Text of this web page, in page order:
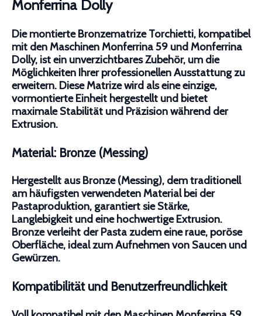
Monferrina Dolly
Die montierte Bronzematrize Torchietti, kompatibel
mit den Maschinen Monferrina 59 und Monferrina
Dolly, ist ein unverzichtbares Zubehör, um die
Möglichkeiten Ihrer professionellen Ausstattung zu
erweitern. Diese Matrize wird als eine einzige,
vormontierte Einheit hergestellt und bietet
maximale Stabilität und Präzision während der
Extrusion.
Material: Bronze (Messing)
Hergestellt aus Bronze (Messing), dem traditionell
am häufigsten verwendeten Material bei der
Pastaproduktion, garantiert sie Stärke,
Langlebigkeit und eine hochwertige Extrusion.
Bronze verleiht der Pasta zudem eine raue, poröse
Oberfläche, ideal zum Aufnehmen von Saucen und
Gewürzen.
Kompatibilität und Benutzerfreundlichkeit